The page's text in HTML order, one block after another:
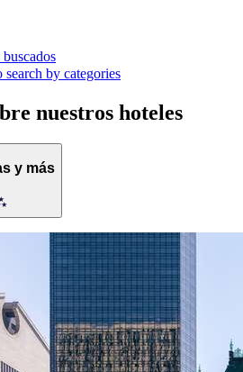
search by categories
nuestros hoteles
y más